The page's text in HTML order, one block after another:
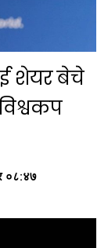
शेयर बेचे
०८:४७